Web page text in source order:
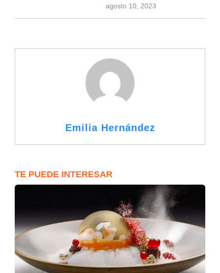
agosto 10, 2023
Emilia Hernández
TE PUEDE INTERESAR